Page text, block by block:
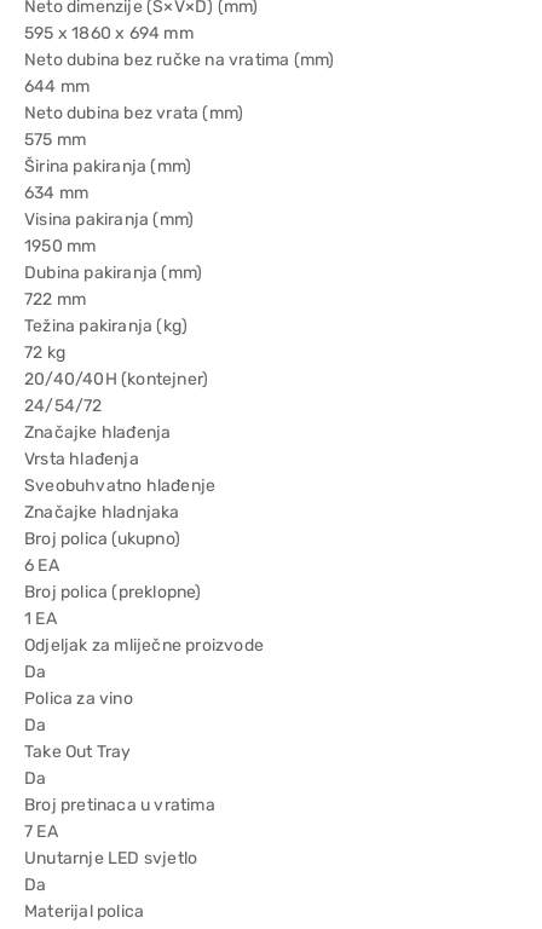
Neto dimenzije (Š×V×D) (mm)
595 x 1860 x 694 mm
Neto dubina bez ručke na vratima (mm)
644 mm
Neto dubina bez vrata (mm)
575 mm
Širina pakiranja (mm)
634 mm
Visina pakiranja (mm)
1950 mm
Dubina pakiranja (mm)
722 mm
Težina pakiranja (kg)
72 kg
20/40/40H (kontejner)
24/54/72
Značajke hlađenja
Vrsta hlađenja
Sveobuhvatno hlađenje
Značajke hladnjaka
Broj polica (ukupno)
6 EA
Broj polica (preklopne)
1 EA
Odjeljak za mliječne proizvode
Da
Polica za vino
Da
Take Out Tray
Da
Broj pretinaca u vratima
7 EA
Unutarnje LED svjetlo
Da
Materijal polica